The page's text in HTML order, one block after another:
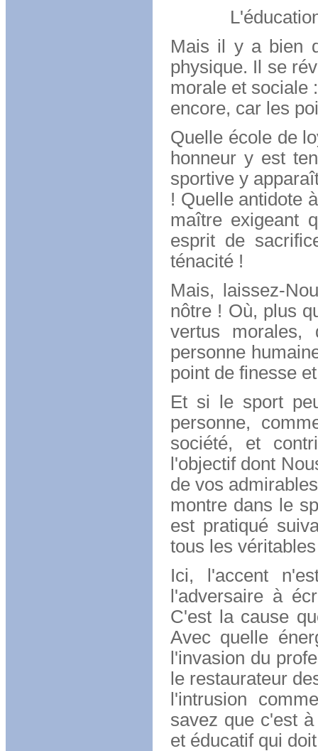
L'éducation
Mais il y a bien
physique. Il se
morale et sociale
encore, car les
Quelle école de
honneur y est
sportive y
! Quelle antidote
maître exigeant
esprit de
ténacité !
Mais, laissez-
nôtre ! Où, plus
vertus morales,
personne
point de finesse
Et si le sport
personne,
société, et
l'objectif dont
de vos
montre dans le
est pratiqué
tous les
Ici, l'accent
l'adversaire à
C'est la cause
Avec quelle
l'invasion du
le restaurateur
l'intrusion
savez que c'est
et éducatif qui